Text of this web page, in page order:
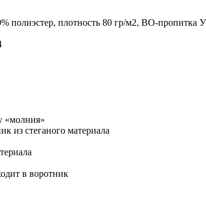
полиэстер, плотность 80 гр/м2, ВО-пропитка
«молния»
из стеганого материала
в воротник